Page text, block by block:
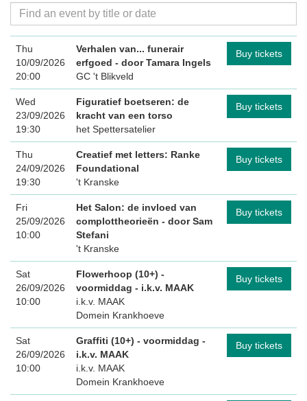
Thu
10/09/2026
20:00
Verhalen van... funerair
erfgoed - door Tamara Ingels
GC 't Blikveld
Buy tickets
Wed
23/09/2026
19:30
Figuratief boetseren: de
kracht van een torso
het Spettersatelier
Buy tickets
Thu
24/09/2026
19:30
Creatief met letters: Ranke
Foundational
't Kranske
Buy tickets
Fri
25/09/2026
10:00
Het Salon: de invloed van
complottheorieën - door Sam
Stefani
't Kranske
Buy tickets
Sat
26/09/2026
10:00
Flowerhoop (10+) -
voormiddag - i.k.v. MAAK
i.k.v. MAAK
Domein Krankhoeve
Buy tickets
Sat
26/09/2026
10:00
Graffiti (10+) - voormiddag -
i.k.v. MAAK
i.k.v. MAAK
Domein Krankhoeve
Buy tickets